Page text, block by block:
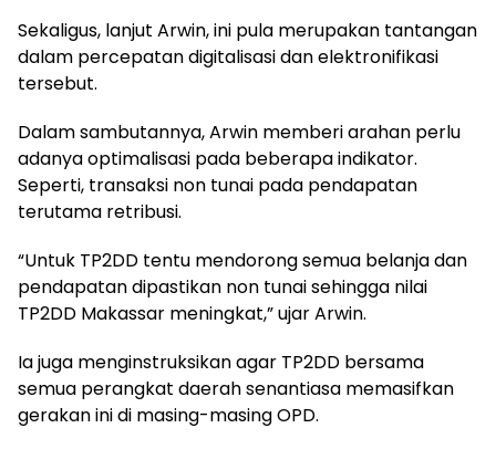
Sekaligus, lanjut Arwin, ini pula merupakan tantangan
dalam percepatan digitalisasi dan elektronifikasi
tersebut.
Dalam sambutannya, Arwin memberi arahan perlu
adanya optimalisasi pada beberapa indikator.
Seperti, transaksi non tunai pada pendapatan
terutama retribusi.
“Untuk TP2DD tentu mendorong semua belanja dan
pendapatan dipastikan non tunai sehingga nilai
TP2DD Makassar meningkat,” ujar Arwin.
Ia juga menginstruksikan agar TP2DD bersama
semua perangkat daerah senantiasa memasifkan
gerakan ini di masing-masing OPD.